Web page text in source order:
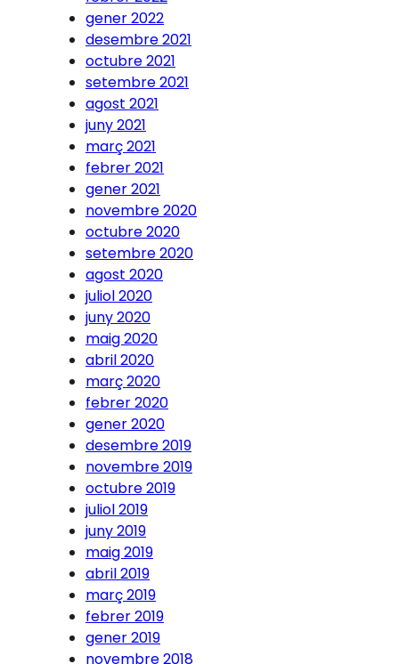
gener 2022
desembre 2021
octubre 2021
setembre 2021
agost 2021
juny 2021
març 2021
febrer 2021
gener 2021
novembre 2020
octubre 2020
setembre 2020
agost 2020
juliol 2020
juny 2020
maig 2020
abril 2020
març 2020
febrer 2020
gener 2020
desembre 2019
novembre 2019
octubre 2019
juliol 2019
juny 2019
maig 2019
abril 2019
març 2019
febrer 2019
gener 2019
novembre 2018